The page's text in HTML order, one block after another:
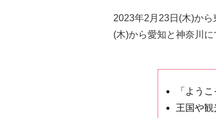
2023年2月23日(木)か
(木)から愛知と神奈川に
「よう
王国や